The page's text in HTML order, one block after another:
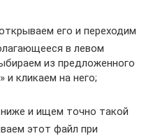
его и переходим
в левом
из предложенного
и кликаем на него;
и ищем точно такой
этот файл при